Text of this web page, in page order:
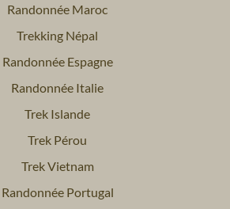
Randonnée Maroc
Trekking Népal
Randonnée Espagne
Randonnée Italie
Trek Islande
Trek Pérou
Trek Vietnam
Randonnée Portugal